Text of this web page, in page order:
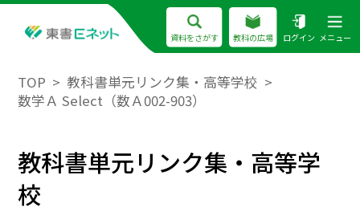
資料をさがす 教科の広場 ログイン メニュー
TOP
教科書単元リンク集・高等学校
数学Ａ Select（数Ａ002-903）
教科書単元リンク集・高等学
校